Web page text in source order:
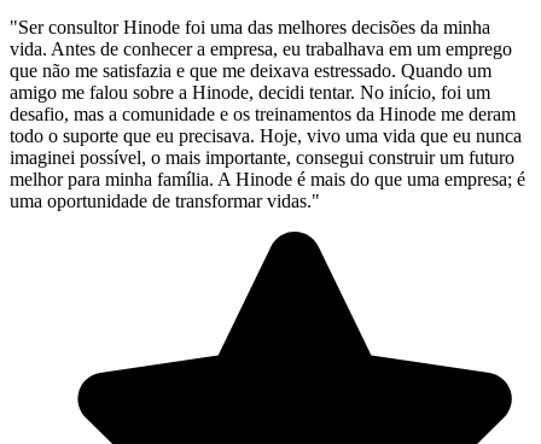
"Ser consultor Hinode foi uma das melhores decisões da minha
vida. Antes de conhecer a empresa, eu trabalhava em um emprego
que não me satisfazia e que me deixava estressado. Quando um
amigo me falou sobre a Hinode, decidi tentar. No início, foi um
desafio, mas a comunidade e os treinamentos da Hinode me deram
todo o suporte que eu precisava. Hoje, vivo uma vida que eu nunca
imaginei possível, o mais importante, consegui construir um futuro
melhor para minha família. A Hinode é mais do que uma empresa; é
uma oportunidade de transformar vidas."